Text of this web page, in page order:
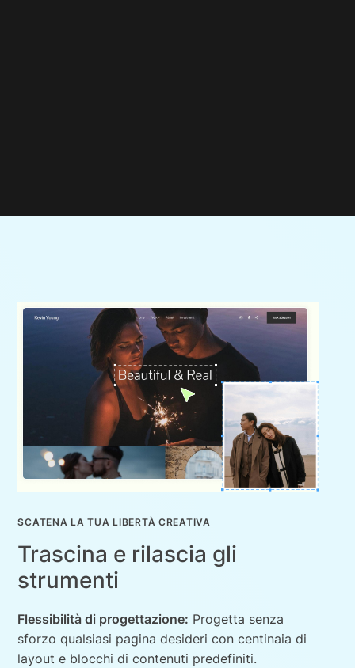
SCATENA LA TUA LIBERTÀ CREATIVA
Trascina e rilascia gli
strumenti
Flessibilità di progettazione: Progetta senza
sforzo qualsiasi pagina desideri con centinaia di
layout e blocchi di contenuti predefiniti.